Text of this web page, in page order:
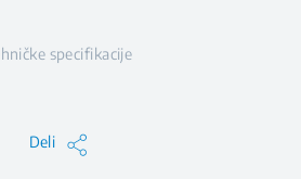
specifikacije
Deli